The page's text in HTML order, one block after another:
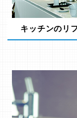
キッチンのリ